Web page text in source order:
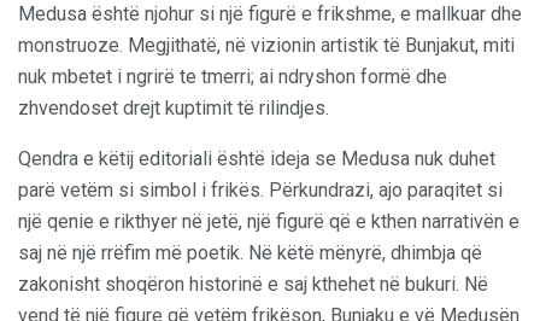
Medusa është njohur si një figurë e frikshme, e mallkuar dhe
monstruoze. Megjithatë, në vizionin artistik të Bunjakut, miti
nuk mbetet i ngrirë te tmerri; ai ndryshon formë dhe
zhvendoset drejt kuptimit të rilindjes.
Qendra e këtij editoriali është ideja se Medusa nuk duhet
parë vetëm si simbol i frikës. Përkundrazi, ajo paraqitet si
një qenie e rikthyer në jetë, një figurë që e kthen narrativën e
saj në një rrëfim më poetik. Në këtë mënyrë, dhimbja që
zakonisht shoqëron historinë e saj kthehet në bukuri. Në
vend të një figure që vetëm frikëson, Bunjaku e vë Medusën